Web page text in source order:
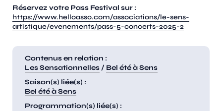
Réservez votre Pass Festival sur :
https://www.helloasso.com/associations/le-sens-
artistique/evenements/pass-5-concerts-2025-2
Contenus en relation :
Les Sensationnelles / Bel été à Sens
Saison(s) liée(s) :
Bel été à Sens
Programmation(s) liée(s) :